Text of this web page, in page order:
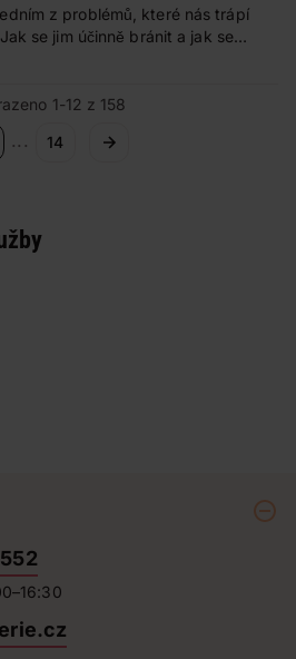
z problémů, které nás trápí
se jim účinně bránit a jak se
Zjistěte v našem článku.
1-12 z 158
... 14